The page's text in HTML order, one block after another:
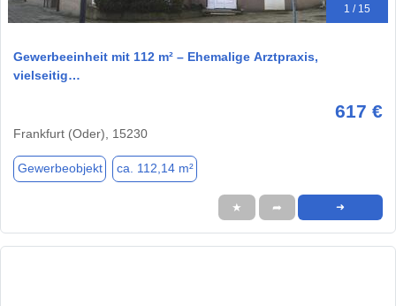
1 / 15
Gewerbeeinheit mit 112 m² – Ehemalige Arztpraxis,
vielseitig…
617 €
Frankfurt (Oder), 15230
Gewerbeobjekt ca. 112,14 m²
★ ➦ ➜